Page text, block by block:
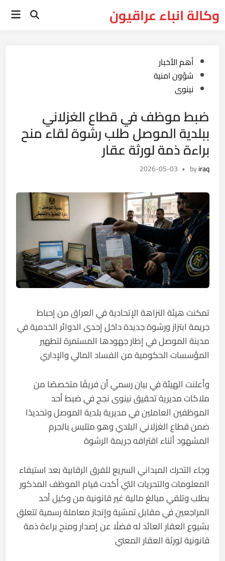
toوكالة انباء عراقيون Open
Posted
in
أهم الأخبار
شؤون امنية
نينوى
ضبط موظف في قطاع الغزلاني
ببلدية الموصل طلب رشوة لقاء منح
براءة ذمة لورثة عقار
byiraq
•
2026-05-03
تمكنت هيئة النزاهة الإتحادية في العراق من إحباط
جريمة ابتزاز ورشوة جديدة داخل إحدى الدوائر الخدمية في
مدينة الموصل في إطار جهودها المستمرة لتطهير
المؤسسات الحكومية من الفساد المالي والإداري
وأعلنت الهيئة في بيان رسمي أن فريقًا متخصصًا من
ملاكات مديرية تحقيق نينوى نجح في ضبط أحد
الموظفين العاملين في مديرية بلدية الموصل وتحديدًا
ضمن قطاع الغزلاني البلدي وهو متلبس بالجرم
المشهود أثناء اقترافه جريمة الرشوة
وجاء التحرك الميداني السريع للفرق الرقابية بعد استيفاء
المعلومات والتحريات التي أكدت قيام الموظف المذكور
بطلب وتلقي مبالغ مالية غير قانونية من وكيل أحد
المراجعين في مقابل تمشية وإنجاز معاملة رسمية تتعلق
بشيوع العقار العائد له فضلًا عن إصدار ومنح براءة ذمة
قانونية لورثة العقار المعني